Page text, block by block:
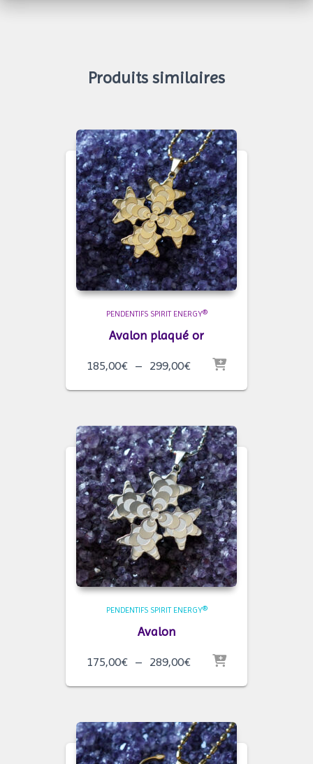
Produits similaires
PENDENTIFS SPIRIT ENERGY®
Avalon plaqué or
185,00€ – 299,00€Plage
prix :
à
299,00€
PENDENTIFS SPIRIT ENERGY®
Avalon
175,00€ – 289,00€Plage
prix :
à
289,00€